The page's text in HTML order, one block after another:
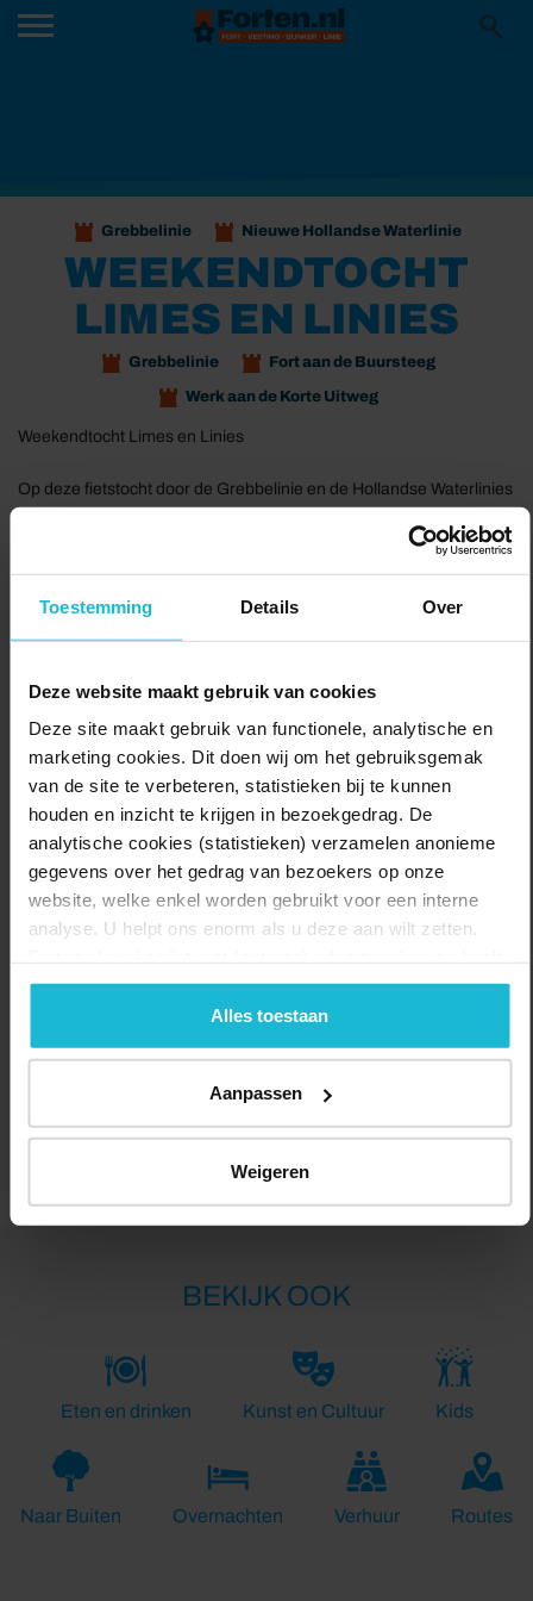
Toestemming Details Over
Deze website maakt gebruik van cookies
Deze site maakt gebruik van functionele, analytische en
marketing cookies. Dit doen wij om het gebruiksgemak
van de site te verbeteren, statistieken bij te kunnen
houden en inzicht te krijgen in bezoekgedrag. De
analytische cookies (statistieken) verzamelen anonieme
gegevens over het gedrag van bezoekers op onze
website, welke enkel worden gebruikt voor een interne
analyse. U helpt ons enorm als u deze aan wilt zetten.
geen commerciële doelstelling. U kunt deze cookies via
de knoppen accepteren, beheren of weigeren.
Alles toestaan
Aanpassen
Weigeren
Grebbelinie Nieuwe Hollandse Waterlinie
WEEKENDTOCHT
LIMES EN LINIES
Grebbelinie Fort aan de Buursteeg
Werk aan de Korte Uitweg
Weekendtocht Limes en Linies
Op deze fietstocht door de Grebbelinie en de Hollandse Waterlinies
rivieren worden aangetikt: de Nederrijn, Lek en Kromme Rijn en op
Naar de route Delen:
Lengte:
BEKIJK OOK
Eten en drinken Kunst en Cultuur Kids
Naar Buiten Overnachten Verhuur Routes